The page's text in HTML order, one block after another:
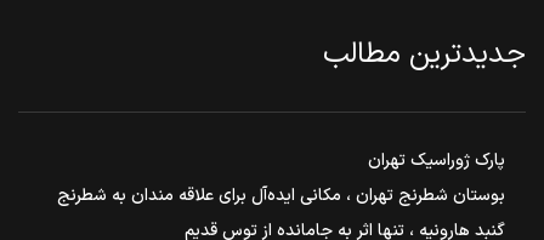
جدیدترین مطالب
پارک ژوراسیک تهران
بوستان شطرنج تهران ، مکانی ایده‌آل برای علاقه مندان به شطرنج
گنبد هارونیه ، تنها اثر به جامانده از توس قدیم